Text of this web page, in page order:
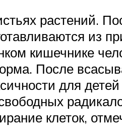
растений.
из
кишечнике
После
для
клеток,